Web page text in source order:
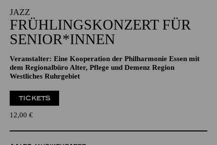
15:00 - 16:00
NATIONAL-BANK Pavillon
JAZZ
FRÜHLINGS­KONZERT FÜR
SENIOR*INNEN
dem Regionalbüro Alter, Pflege und Demenz Region
Westliches Ruhrgebiet